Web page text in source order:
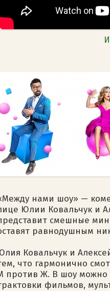
нами шоу» —
Юлии Ковальчук и
смешные
равнодушным
Ковальчук и
что гармонично
против Ж. В шоу можно
фильмов,